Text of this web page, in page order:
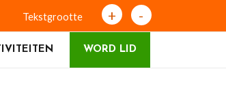
Tekstgrootte + -
WORD LID